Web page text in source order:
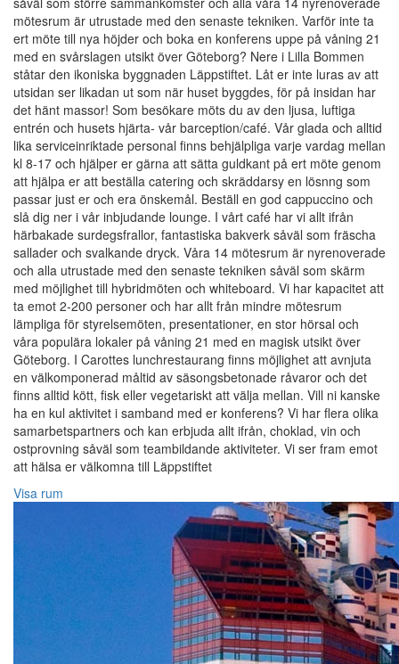
mötesrum är utrustade med den senaste tekniken. Varför inte ta
ert möte till nya höjder och boka en konferens uppe på våning 21
med en svårslagen utsikt över Göteborg? Nere i Lilla Bommen
ståtar den ikoniska byggnaden Läppstiftet. Låt er inte luras av att
utsidan ser likadan ut som när huset byggdes, för på insidan har
det hänt massor! Som besökare möts du av den ljusa, luftiga
entrén och husets hjärta- vår barception/café. Vår glada och alltid
lika serviceinriktade personal finns behjälpliga varje vardag mellan
kl 8-17 och hjälper er gärna att sätta guldkant på ert möte genom
att hjälpa er att beställa catering och skräddarsy en lösnng som
passar just er och era önskemål. Beställ en god cappuccino och
slå dig ner i vår inbjudande lounge. I vårt café har vi allt ifrån
härbakade surdegsfrallor, fantastiska bakverk såväl som fräscha
sallader och svalkande dryck. Våra 14 mötesrum är nyrenoverade
och alla utrustade med den senaste tekniken såväl som skärm
med möjlighet till hybridmöten och whiteboard. Vi har kapacitet att
ta emot 2-200 personer och har allt från mindre mötesrum
lämpliga för styrelsemöten, presentationer, en stor hörsal och
våra populära lokaler på våning 21 med en magisk utsikt över
Göteborg. I Carottes lunchrestaurang finns möjlighet att avnjuta
en välkomponerad måltid av säsongsbetonade råvaror och det
finns alltid kött, fisk eller vegetariskt att välja mellan. Vill ni kanske
ha en kul aktivitet i samband med er konferens? Vi har flera olika
samarbetspartners och kan erbjuda allt ifrån, choklad, vin och
ostprovning såväl som teambildande aktiviteter. Vi ser fram emot
att hälsa er välkomna till Läppstiftet
Visa rum